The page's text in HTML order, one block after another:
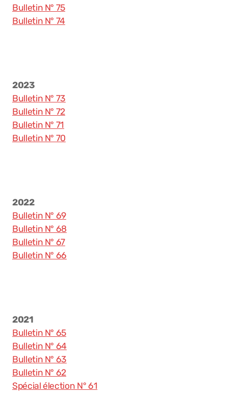
Bulletin N° 75
Bulletin N° 74
2023
Bulletin N° 73
Bulletin N° 72
Bulletin N° 71
Bulletin N° 70
2022
Bulletin N° 69
Bulletin N° 68
Bulletin N° 67
Bulletin N° 66
2021
Bulletin N° 65
Bulletin N° 64
Bulletin N° 63
Bulletin N° 62
Spécial élection N° 61
Législature 2021 - 2026
Réglements et lois
Votations et élections
Culture et tourisme
Economie locale
Buvette du Tennis-Club
Buvette du Football-Club
Eglise
Congélateur communal